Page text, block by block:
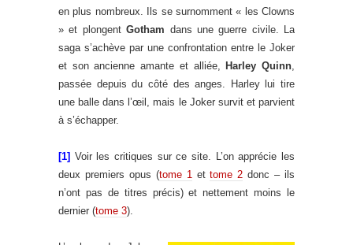
en plus nombreux. Ils se surnomment « les Clowns
» et plongentGotham dans une guerre civile. La
saga s’achève par une confrontation entre le Joker
et son ancienne amante et alliée, Harley Quinn,
passée depuis du côté des anges. Harley lui tire
une balle dans l’œil, mais le Joker survit et parvient
à s’échapper.
[1] Voir les critiques sur ce site. L’on apprécie les
deux premiers opus (tome 1ettome 2 donc – ils
n’ont pas de titres précis) et nettement moins le
dernier (tome 3).